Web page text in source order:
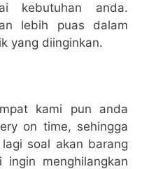
kebutuhan anda.
lebih puas dalam
yang diinginkan.
kami pun anda
on time, sehingga
soal akan barang
menghilangkan